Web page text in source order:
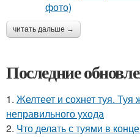
читать дальше →
Последние
1. Желтеет и сохнет туя. Туя
неправильного ухода
2. Что делать с туями в